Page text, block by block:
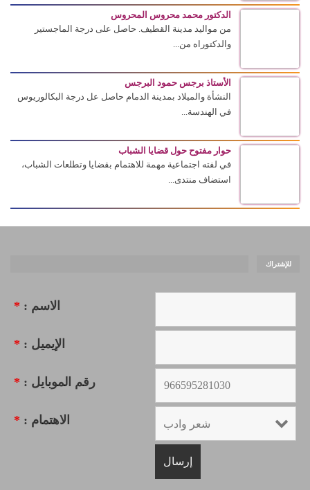
الدكتور محمد محروس المحروس
من مواليد مدينة القطيف. حاصل على درجة الماجستير
والدكتوراه من...
الأستاذ برجس حمود البرجس
النشأة والميلاد بمدينة الدمام حاصل عل درجة البكالوريوس
في الهندسة...
حوار مفتوح حول قضايا الشباب
في لفته اجتماعية مهمة للاهتمام بقضايا وتطلعات الشباب،
استضاف منتدى...
للإشتراك
الاسم : *
الإيميل : *
رقم الموبايل : *
الاهتمام : *